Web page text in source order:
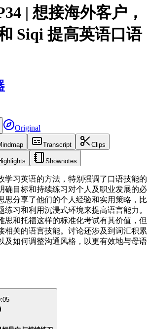
| 想接海外客户，
Siqi 提高英语口语
Original
Transcript Clips
Shownotes
学习英语的方法，特别强调了口语技能的
确目标和持续练习对个人及职业发展的必
思分享了他们的个人经验和实用策略，比
练习和利用沉浸式环境来提高语言能力。
思和托福这样的标准化考试有其价值，但
相关的语言技能。讨论还涉及到词汇积累
及如何调整沟通风格，以更有效地与母语